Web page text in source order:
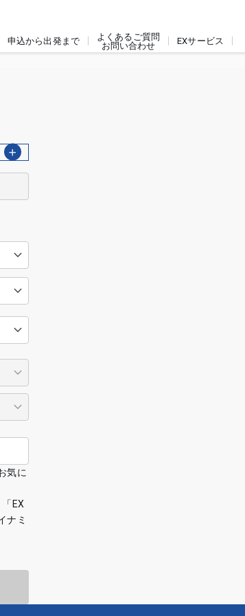
申込から出発まで
よくあるご質問
お問い合わせ
EXサービス
気に
EX
ナミ